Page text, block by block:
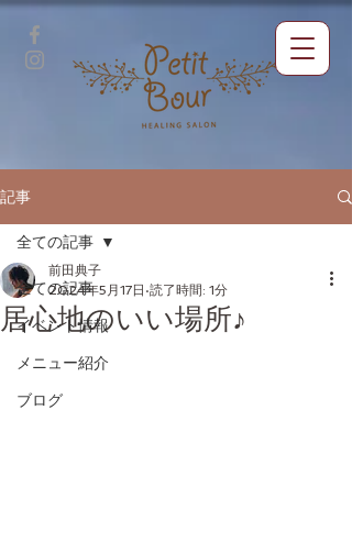
記事
全ての記事
イベント情報
メニュー紹介
ブログ
全ての記事
居心地のいい場所♪
前田典子
2024年5月17日 読了時間: 1分